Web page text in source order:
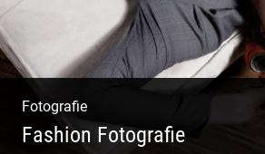
Fotografie
Fashion Fotografie